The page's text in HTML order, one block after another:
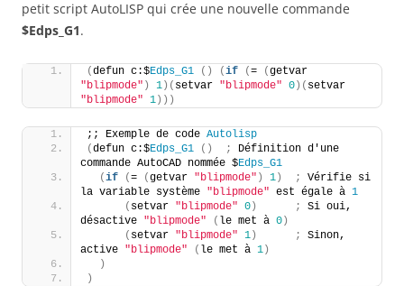
petit script AutoLISP qui crée une nouvelle commande
$Edps_G1.
(defun c:$Edps_G1 () (if (= (
"blipmode" ) 1)( setvar "blipmode" 0)(
"blipmode" 1)))
;; Exemple de code Autolisp
(defun c:$Edps_G1 () ;
Définition d'une
commande AutoCAD nommée $Edps_G1
(if (= (getvar "blipmode" ) 1) ;
Vérifie si
la variable système "blipmode" est égale à 1
( setvar "blipmode" 0) ;
Si oui,
désactive "blipmode" ( le met à 0)
( setvar "blipmode" 1) ;
Sinon,
active "blipmode" ( le met à 1)
)
)